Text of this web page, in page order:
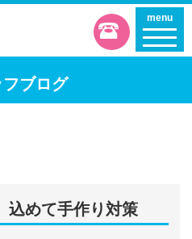
menu
フブログ
込めて手作り対策